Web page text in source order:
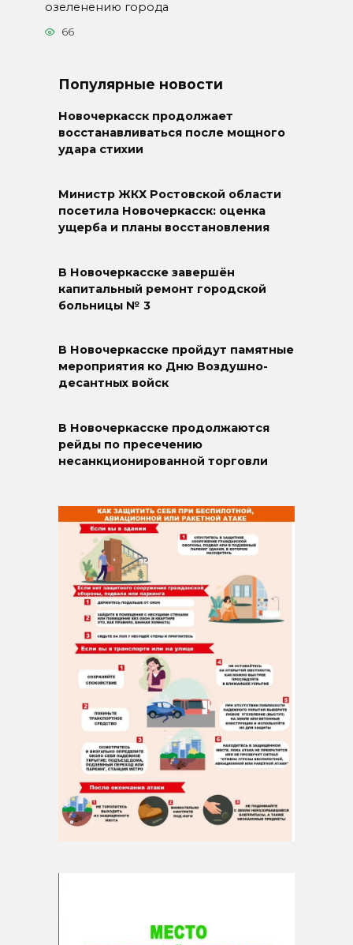
озеленению города
66
Популярные новости
Новочеркасск продолжает
восстанавливаться после мощного
удара стихии
Министр ЖКХ Ростовской области
посетила Новочеркасск: оценка
ущерба и планы восстановления
В Новочеркасске завершён
капитальный ремонт городской
больницы № 3
В Новочеркасске пройдут памятные
мероприятия ко Дню Воздушно-
десантных войск
В Новочеркасске продолжаются
рейды по пресечению
несанкционированной торговли